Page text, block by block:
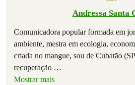
Andressa Santa
Comunicadora popular formada em
ambiente, mestra em ecologia,
criada no mangue, sou de Cubatão
recuperação …
Mostrar mais